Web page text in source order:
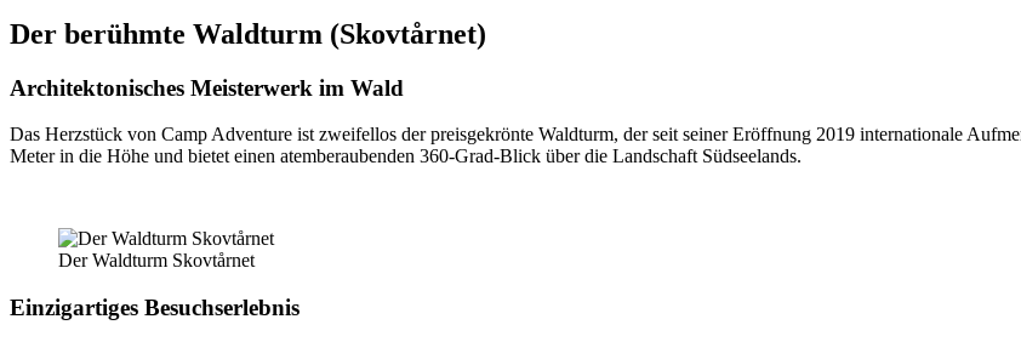
Der berühmte Waldturm (Skovtårnet)
Architektonisches Meisterwerk im Wald
Das Herzstück von Camp Adventure ist zweifellos der preisgekrönte Waldturm, der seit seiner Eröffnung 2019 internationale
Meter in die Höhe und bietet einen atemberaubenden 360-Grad-Blick über die Landschaft Südseelands.
Der Waldturm Skovtårnet
Einzigartiges Besuchserlebnis